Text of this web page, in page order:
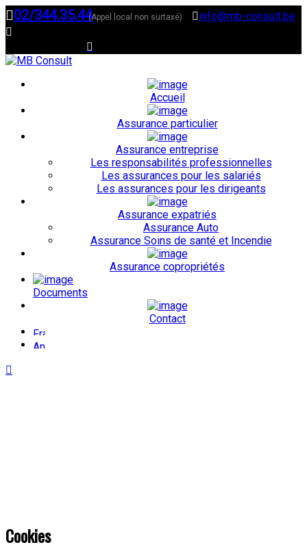
02/344.35.44(Appel local non surtaxé)
info@mb-consult.be
Accueil
Assurance particulier
Assurance entreprise
Les responsabilités professionnelles
Les assurances pour les salariés
Les assurances pour les dirigeants
Assurance expatriés
Assurance Auto
Assurance Soins de santé et Incendie
Assurance copropriétés
Documents
Contact
Cookies